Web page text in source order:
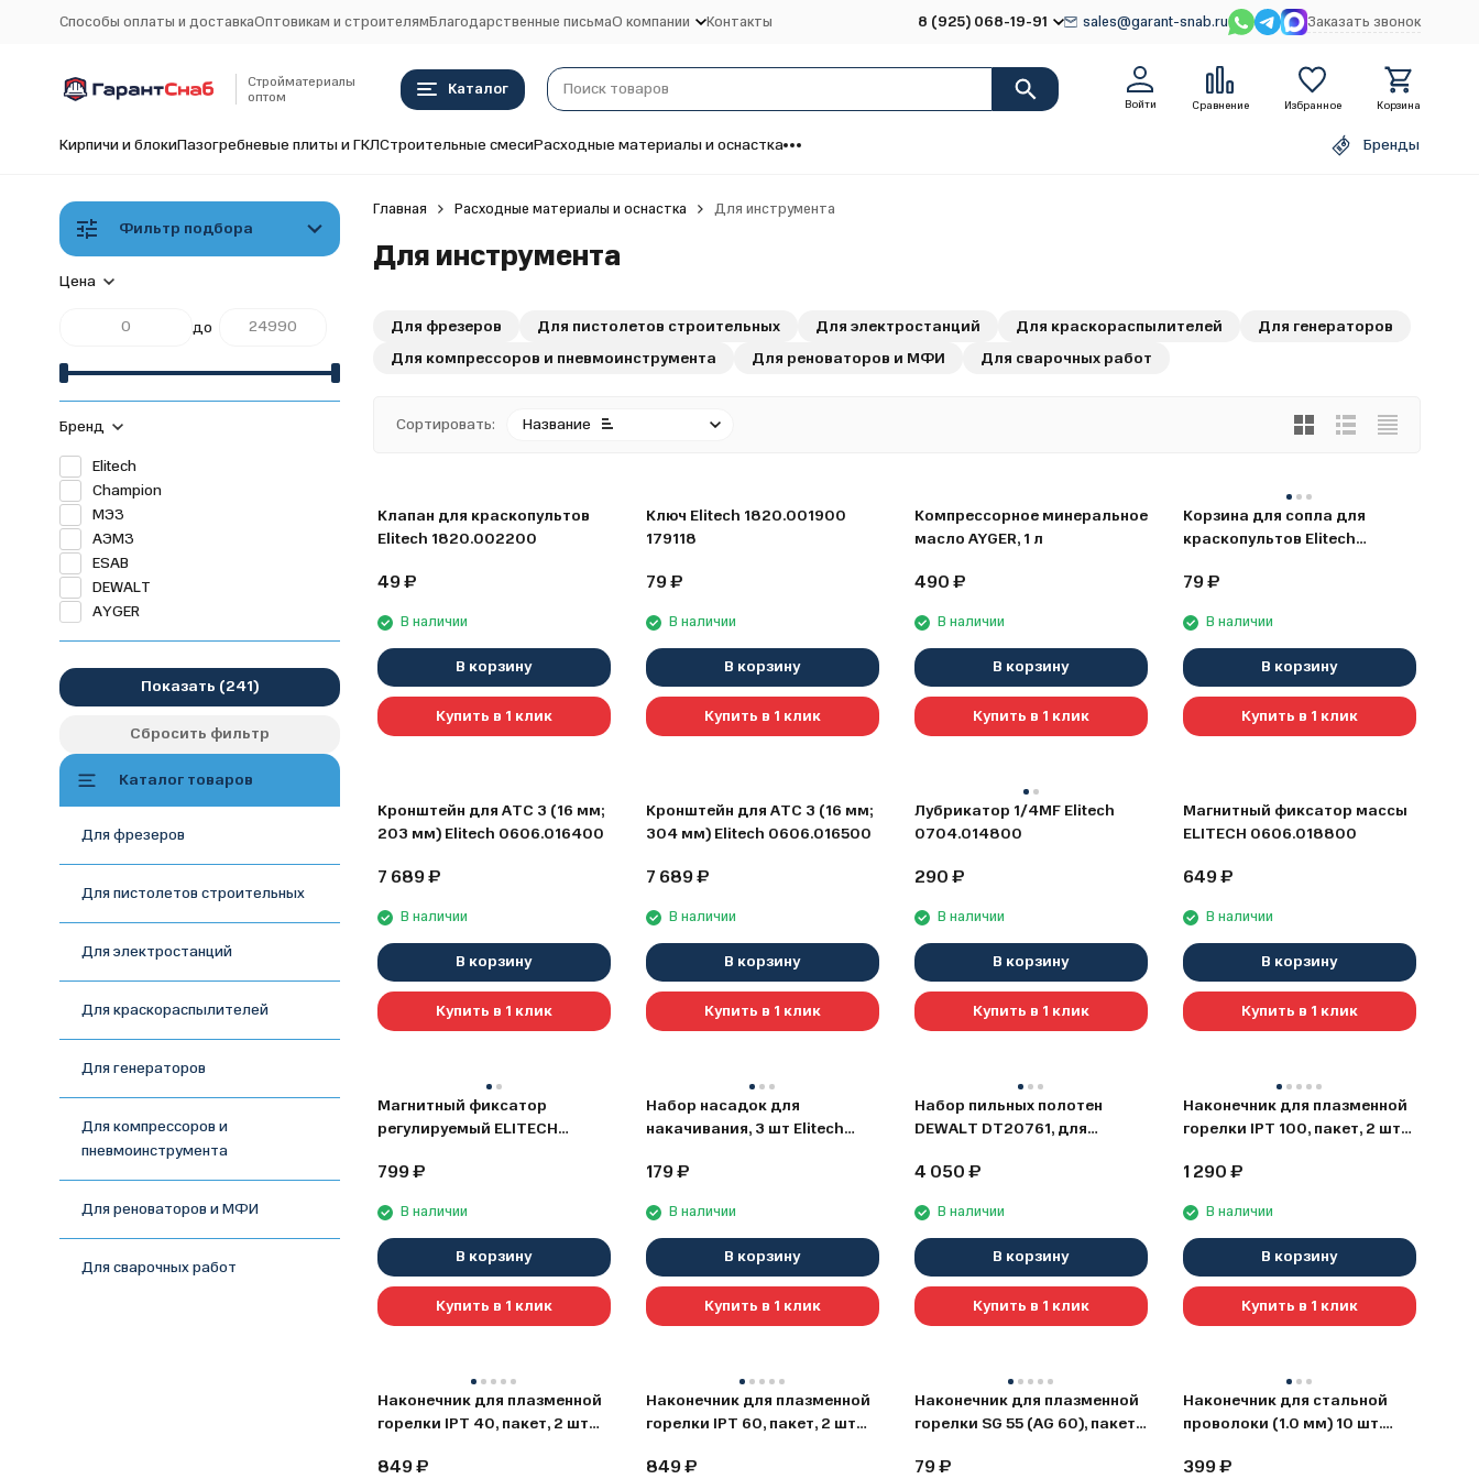
Способы оплаты и доставкаОптовикам и строителямБлагодарственные письмаО компании Контакты 8 (925) 068-19-91 sales@garant-snab.ru Заказать звонок
Стройматериалы
оптом
Каталог
Войти Сравнение Избранное Корзина
Кирпичи и блокиПазогребневые плиты и ГКЛСтроительные смесиРасходные материалы и оснастка Бренды
Главная Расходные материалы и оснастка Для инструмента
Для инструмента
Для фрезеров Для пистолетов строительных Для электростанций Для краскораспылителей
Для генераторов
Для компрессоров и пневмоинструмента
Для реноваторов и МФИ Для сварочных работ
Сортировать: Название
Клапан для краскопультов
Elitech 1820.002200
49₽
В наличии
В корзину
Купить в 1 клик
Ключ Elitech 1820.001900
179118
79₽
В наличии
В корзину
Купить в 1 клик
Компрессорное минеральное
масло AYGER, 1 л
490₽
В наличии
В корзину
Купить в 1 клик
Корзина для сопла для
краскопультов Elitech
79₽
В наличии
В корзину
Купить в 1 клик
Кронштейн для АТС 3 (16 мм;
203 мм) Elitech 0606.016400
7 689₽
В наличии
В корзину
Купить в 1 клик
Кронштейн для АТС 3 (16 мм;
304 мм) Elitech 0606.016500
7 689₽
В наличии
В корзину
Купить в 1 клик
Лубрикатор 1/4MF Elitech
0704.014800
290₽
В наличии
В корзину
Купить в 1 клик
Магнитный фиксатор массы
ELITECH 0606.018800
649₽
В наличии
В корзину
Купить в 1 клик
Магнитный фиксатор
регулируемый ELITECH
799₽
В наличии
В корзину
Купить в 1 клик
Набор насадок для
накачивания, 3 шт Elitech
179₽
В наличии
В корзину
Купить в 1 клик
Набор пильных полотен
DEWALT DT20761, для
(DT20761-QZ)
4 050₽
В наличии
В корзину
Купить в 1 клик
Наконечник для плазменной
горелки IPT 100, пакет, 2 шт
1 290₽
В наличии
В корзину
Купить в 1 клик
Наконечник для плазменной
горелки IPT 40, пакет, 2 шт
849₽
Наконечник для плазменной
горелки IPT 60, пакет, 2 шт
849₽
Наконечник для плазменной
горелки SG 55 (AG 60), пакет,
79₽
Наконечник для стальной
проволоки (1.0 мм) 10 шт.
399₽
Фильтр подбора
Цена
до
Бренд
Elitech
Champion
МЭЗ
АЭМЗ
ESAB
DEWALT
AYGER
Показать
Сбросить фильтр
Каталог товаров
Для фрезеров
Для пистолетов строительных
Для электростанций
Для краскораспылителей
Для генераторов
Для компрессоров и
пневмоинструмента
Для реноваторов и МФИ
Для сварочных работ